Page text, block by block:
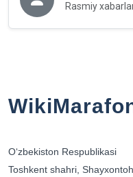
Rasmiy
Oʻzbekiston Respublikasi
Toshkent shahri,